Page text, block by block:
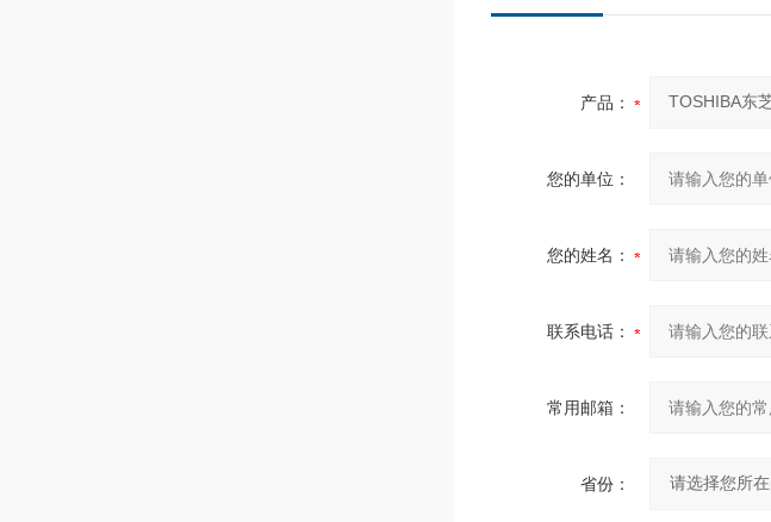
产品：
您的单位：
您的姓名：
联系电话：
常用邮箱：
省份：